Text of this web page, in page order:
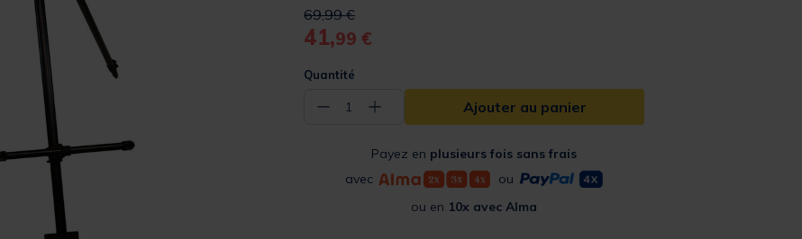
Price reduced from
69,99 €to
41,99 €
Quantité
− 1 + Ajouter au panier
Payez en plusieurs fois sans frais
avec
ou
ou en 10x avec Alma